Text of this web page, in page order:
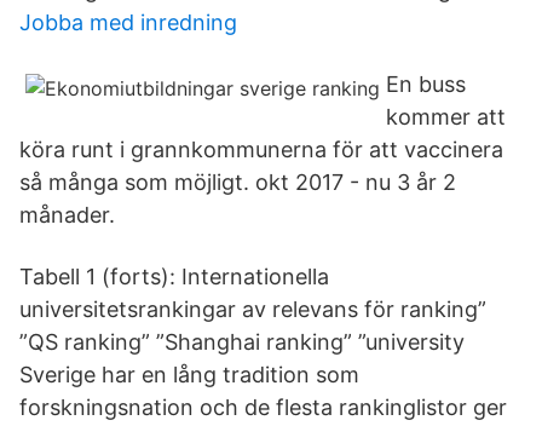
Jobba med inredning
En buss
kommer att
köra runt i grannkommunerna för att vaccinera
så många som möjligt. okt 2017 - nu 3 år 2
månader.
Tabell 1 (forts): Internationella
universitetsrankingar av relevans för ranking”
”QS ranking” ”Shanghai ranking” ”university
Sverige har en lång tradition som
forskningsnation och de flesta rankinglistor ger